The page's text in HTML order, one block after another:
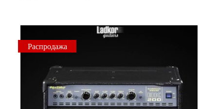
Распродажа